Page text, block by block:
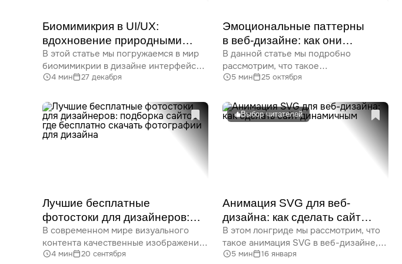
Биомимикрия в UI/UX:
вдохновение природными
формами и процессами
В этой статье мы погружаемся в мир
биомимикрии в дизайне интерфейсов
и пользовательского опыта. Узнайте,
и как применять эти идеи для
создания инновационных
и эффективных решений в UI/UX.
4 мин 27 декабря
Эмоциональные паттерны
в веб-дизайне: как они
работают
В данной статье мы подробно
рассмотрим, что такое
эмоциональные паттерны в веб-
на восприятие интерфейса, и какие
методики можно использовать для
вовлекающего UX. Вы узнаете, какие
триггеры и паттерны взаимодействия
можно применять для формирования
5 мин 25 октября
Лучшие бесплатные
фотостоки для дизайнеров:
подборка сайтов, где
бесплатно скачать
фотографии для дизайна
В современном мире визуального
контента качественные изображения
играют ключевую роль в создании
4 мин 20 сентября
Выбор читателей
Анимация SVG для веб-
дизайна: как сделать сайт
динамичным
В этом лонгриде мы рассмотрим, что
такое анимация SVG в веб-дизайне,
ее преимущества и лучшие техники
5 мин 16 января